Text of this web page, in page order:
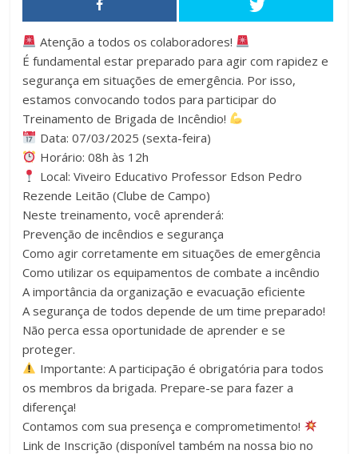
Atenção a todos os colaboradores!
É fundamental estar preparado para agir com rapidez e
segurança em situações de emergência. Por isso,
estamos convocando todos para participar do
Treinamento de Brigada de Incêndio!
Data: 07/03/2025 (sexta-feira)
Horário: 08h às 12h
Local: Viveiro Educativo Professor Edson Pedro
Rezende Leitão (Clube de Campo)
Neste treinamento, você aprenderá:
Prevenção de incêndios e segurança
Como agir corretamente em situações de emergência
Como utilizar os equipamentos de combate a incêndio
A importância da organização e evacuação eficiente
A segurança de todos depende de um time preparado!
Não perca essa oportunidade de aprender e se
proteger.
Importante: A participação é obrigatória para todos
os membros da brigada. Prepare-se para fazer a
diferença!
Contamos com sua presença e comprometimento!
Link de Inscrição (disponível também na nossa bio no